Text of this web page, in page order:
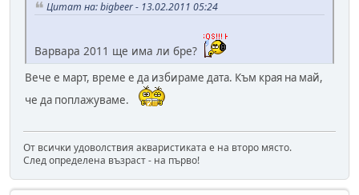
Цитат на: bigbeer - 13.02.2011 05:24
Варвара 2011 ще има ли бре?
Вече е март, време е да избираме дата. Към края на май,
че да поплажуваме.
От всички удоволствия акваристиката е на второ място.
След определена възраст - на първо!